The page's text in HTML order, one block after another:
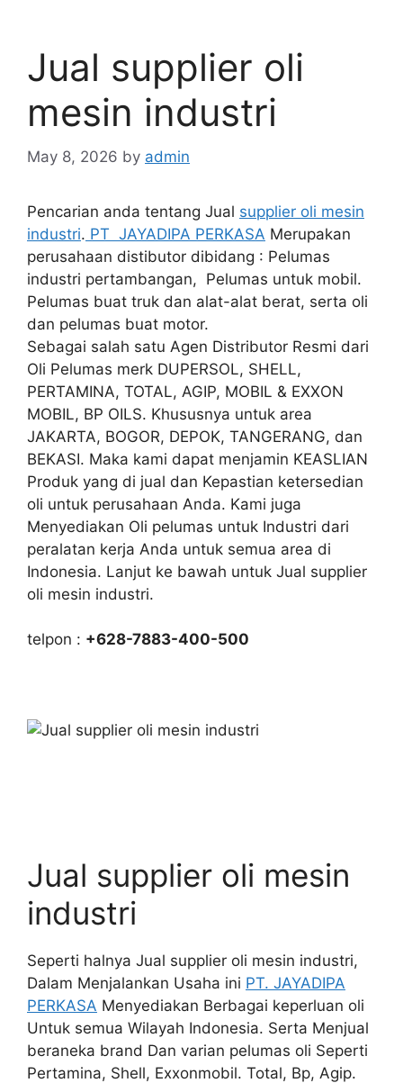
Jual supplier oli
mesin industri
May 8, 2026 by admin
Pencarian anda tentang Jual supplier oli mesin
industri. PT JAYADIPA PERKASA Merupakan
perusahaan distibutor dibidang : Pelumas
industri pertambangan, Pelumas untuk mobil.
Pelumas buat truk dan alat-alat berat, serta oli
dan pelumas buat motor.
Sebagai salah satu Agen Distributor Resmi dari
Oli Pelumas merk DUPERSOL, SHELL,
PERTAMINA, TOTAL, AGIP, MOBIL & EXXON
MOBIL, BP OILS. Khususnya untuk area
JAKARTA, BOGOR, DEPOK, TANGERANG, dan
BEKASI. Maka kami dapat menjamin KEASLIAN
Produk yang di jual dan Kepastian ketersedian
oli untuk perusahaan Anda. Kami juga
Menyediakan Oli pelumas untuk Industri dari
peralatan kerja Anda untuk semua area di
Indonesia. Lanjut ke bawah untuk Jual supplier
oli mesin industri.
telpon : +628-7883-400-500
Jual supplier oli mesin
industri
Seperti halnya Jual supplier oli mesin industri,
Dalam Menjalankan Usaha ini PT. JAYADIPA
PERKASA Menyediakan Berbagai keperluan oli
Untuk semua Wilayah Indonesia. Serta Menjual
beraneka brand Dan varian pelumas oli Seperti
Pertamina, Shell, Exxonmobil. Total, Bp, Agip.